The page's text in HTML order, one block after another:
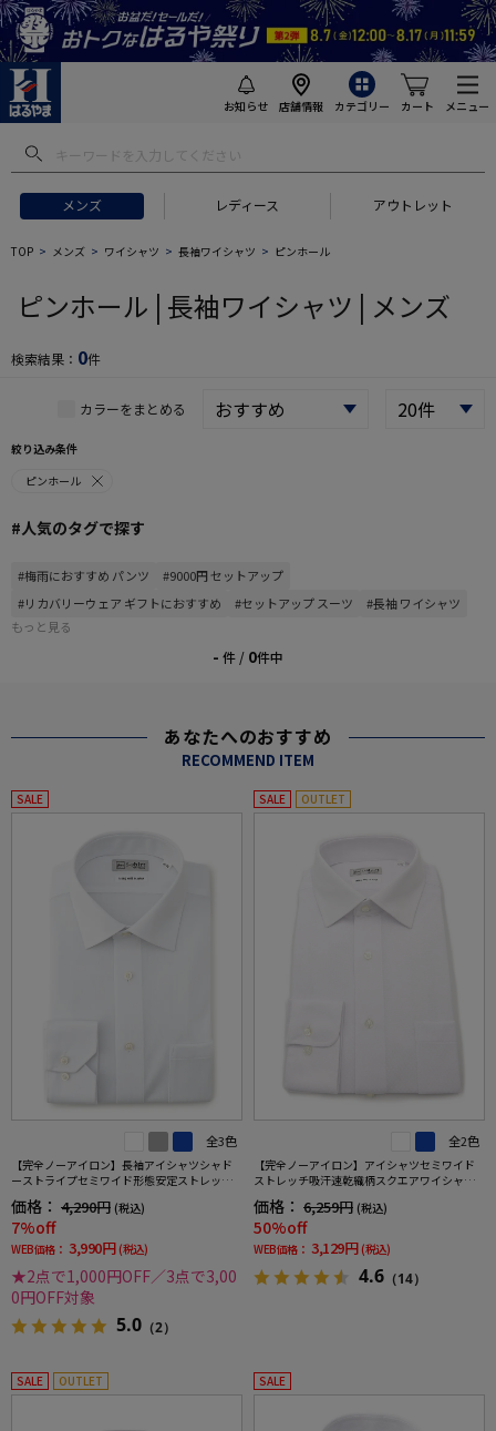
お知らせ 店舗情報 カテゴリー カート メニュー
メンズ レディース アウトレット
フトにおすすめ #セットアップ スーツ
TOP メンズ ワイシャツ 長袖ワイシャツ ピンホール
ピンホール | 長袖ワイシャツ | メンズ
検索結果： 0件
カラーをまとめる
絞り込み条件
ピンホール
#人気のタグで探す
#梅雨におすすめ パンツ
#9000円 セットアップ
#リカバリーウェア ギフトにおすすめ
#セットアップ スーツ
#長袖 ワイシャツ
もっと見る
- 件 / 0件中
あなたへのおすすめ
RECOMMEND ITEM
SALE
全3色
【完全ノーアイロン】長袖アイシャツシャド
ーストライプセミワイド形態安定ストレッチ
吸汗速乾ワイシャツ通年
価格： 4,290円 (税込)
7%off
WEB価格： 3,990円 (税込)
★2点で1,000円OFF／3点で3,00
0円OFF対象
5.0 （2）
SALE OUTLET
全2色
【完全ノーアイロン】アイシャツセミワイド
ストレッチ吸汗速乾織柄スクエアワイシャツi-
shirt通年
価格： 6,259円 (税込)
50%off
WEB価格： 3,129円 (税込)
4.6 （14）
SALE OUTLET SALE